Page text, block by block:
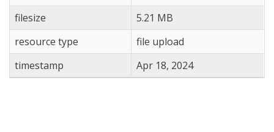
filesize
5.21 MB
resource type
file upload
timestamp
Apr 18, 2024